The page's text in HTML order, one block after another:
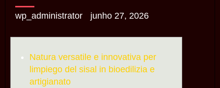
wp_administrator junho 27, 2026
Natura versatile e innovativa per
limpiego del sisal in bioedilizia e
artigianato